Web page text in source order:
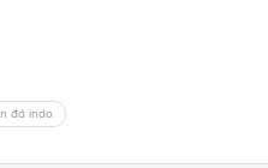
đá indo